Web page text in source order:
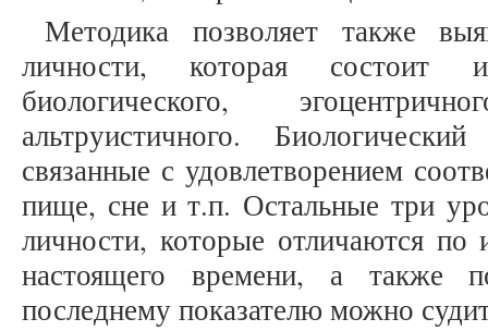
Методика позволяет также
личности, которая
биологического,
альтруистичного.
связанные с удовлетворением
пище, сне и т.п. Остальные три
личности, которые отличаются по
настоящего времени, а также
последнему показателю можно